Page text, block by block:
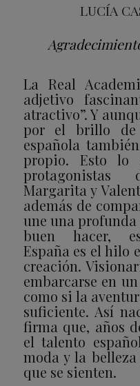
LUCÍA
La Real
adjetivo
atractivo”. Y
por el brillo de
española
propio. Esto lo
Margarita y
además de
une una profunda
buen hacer,
España es el hilo
creación.
embarcarse en
como si la
suficiente. Así
firma que, años
el talento
moda y la
que se sienten.